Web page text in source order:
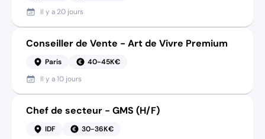
Il y a 20 jours
Conseiller de Vente - Art de Vivre Premium
Paris
40-45K€
Il y a10 jours
Chef de secteur - GMS (H/F)
IDF
30-36K€